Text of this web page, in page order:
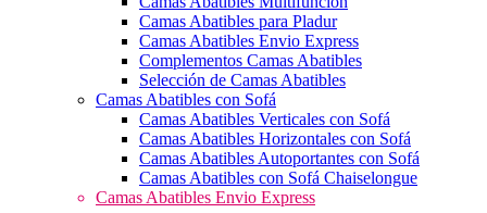
Camas Abatibles para Pladur
Camas Abatibles Envio Express
Complementos Camas Abatibles
Selección de Camas Abatibles
Camas Abatibles con Sofá
Camas Abatibles Verticales con Sofá
Camas Abatibles Horizontales con Sofá
Camas Abatibles Autoportantes con Sofá
Camas Abatibles con Sofá Chaiselongue
Camas Abatibles Envio Express